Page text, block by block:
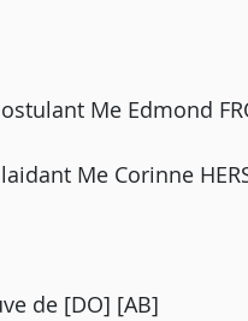
Me Edmond
Me Corinne
de [DO] [AB]